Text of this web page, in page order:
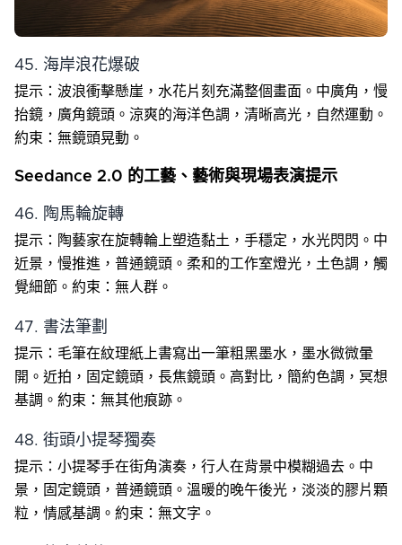
45. 海岸浪花爆破
提示：波浪衝擊懸崖，水花片刻充滿整個畫面。中廣角，慢
抬鏡，廣角鏡頭。涼爽的海洋色調，清晰高光，自然運動。
約束：無鏡頭晃動。
Seedance 2.0 的工藝、藝術與現場表演提示
46. 陶馬輪旋轉
提示：陶藝家在旋轉輪上塑造黏土，手穩定，水光閃閃。中
近景，慢推進，普通鏡頭。柔和的工作室燈光，土色調，觸
覺細節。約束：無人群。
47. 書法筆劃
提示：毛筆在紋理紙上書寫出一筆粗黑墨水，墨水微微暈
開。近拍，固定鏡頭，長焦鏡頭。高對比，簡約色調，冥想
基調。約束：無其他痕跡。
48. 街頭小提琴獨奏
提示：小提琴手在街角演奏，行人在背景中模糊過去。中
景，固定鏡頭，普通鏡頭。溫暖的晚午後光，淡淡的膠片顆
粒，情感基調。約束：無文字。